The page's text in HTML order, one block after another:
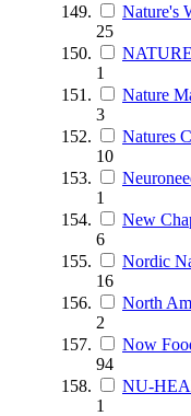
Nature's
25
1
Nature
3
Natures
10
1
New
6
Nordic
16
North
2
Now
94
NU-
1